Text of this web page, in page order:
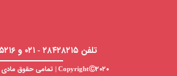
تلفن ۲۸۴۲۸۲۱۵ - ۰۲۱ و ۹۱۰۳۵۲۱۶ - ۰۲۱ | info@irantextilemarket.ir
CopyrightⒸ۲۰۲۰ | تمامی حقوق مادی و معنوی این سایت متعلق به